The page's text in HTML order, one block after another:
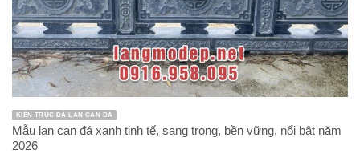
KIẾN TRÚC ĐÁ LAN CAN ĐÁ
Mẫu lan can đá xanh tinh tế, sang trọng, bền vững, nổi bật năm
2026